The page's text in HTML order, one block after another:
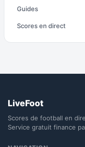
Guides
Scores en direct
LiveFoot
Scores de football en
Service gratuit finance